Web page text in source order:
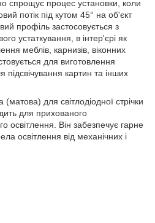
спрощує процес установки, коли
потік під кутом 45° на об'єкт
профіль застосовується з
устаткування, в інтер'єрі як
меблів, карнизів, віконних
для виготовлення
підсвічування картин та інших
для світлодіодної стрічки
для прихованого
освітлення. Він забезпечує гарне
освітлення від механічних і